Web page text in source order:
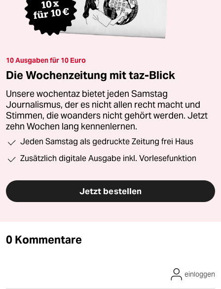
10 Ausgaben für 10 Euro
Die Wochenzeitung mit taz-Blick
Unsere wochentaz bietet jeden Samstag
Journalismus, der es nicht allen recht macht und
Stimmen, die woanders nicht gehört werden. Jetzt
zehn Wochen lang kennenlernen.
Jeden Samstag als gedruckte Zeitung frei Haus
Zusätzlich digitale Ausgabe inkl. Vorlesefunktion
Jetzt bestellen
0 Kommentare
einloggen